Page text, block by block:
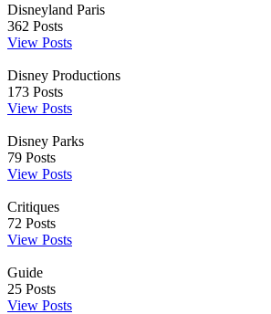
Disneyland Paris
362 Posts
View Posts
Disney Productions
173 Posts
View Posts
Disney Parks
79 Posts
View Posts
Critiques
72 Posts
View Posts
Guide
25 Posts
View Posts